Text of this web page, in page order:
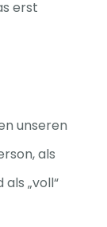
erst
unseren
als
„voll“